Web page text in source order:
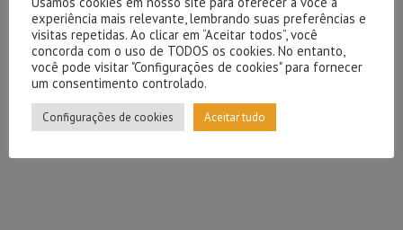
experiência mais relevante, lembrando suas preferências e
visitas repetidas. Ao clicar em “Aceitar todos”, você
concorda com o uso de TODOS os cookies. No entanto,
você pode visitar "Configurações de cookies" para fornecer
um consentimento controlado.
Configurações de cookies Aceitar tudo